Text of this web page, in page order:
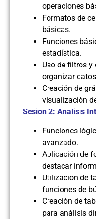
operaciones
Formatos de
básicas.
Funciones
estadística.
Uso de filtros y
organizar
Creación de
visualización
Sesión 2: Análisis
Funciones
avanzado.
Aplicación de
destacar
Utilización de
funciones de
Creación de
para análisis